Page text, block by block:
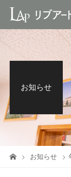
お知らせ
お知らせ